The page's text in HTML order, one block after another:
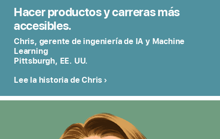
Hacer productos y carreras más
accesibles.
Chris, gerente de ingeniería de IA y Machine
Learning
Pittsburgh, EE. UU.
Lee la historia de Chris